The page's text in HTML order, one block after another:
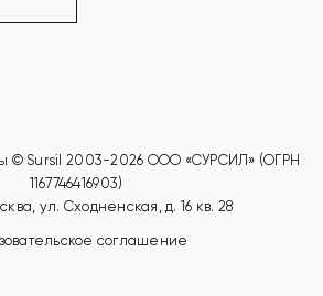
© Sursil 2003-2026 ООО «СУРСИЛ» (ОГРН
1167746416903)
ул. Сходненская, д. 16 кв. 28
соглашение